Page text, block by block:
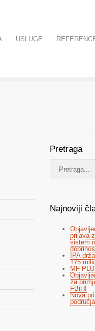
USLUGE
Pretraga
Najnoviji
prijava
sistem
IPA
175
MF
za
FBiH!
Nova